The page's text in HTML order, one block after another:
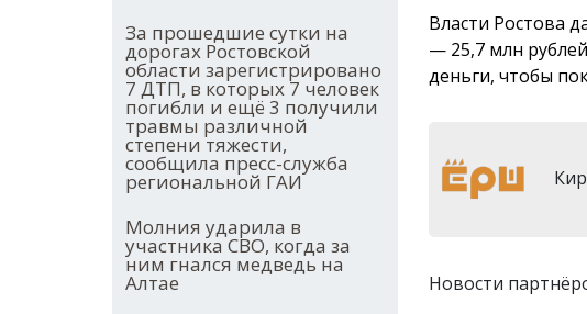
За прошедшие сутки на
дорогах Ростовской
области зарегистрировано
7 ДТП, в которых 7 человек
погибли и ещё 3 получили
травмы различной
степени тяжести,
сообщила пресс-служба
региональной ГАИ
Молния ударила в
участника СВО, когда за
ним гнался медведь на
Алтае
Власти Ростова
— 25,7 млн
деньги, чтобы
Новости